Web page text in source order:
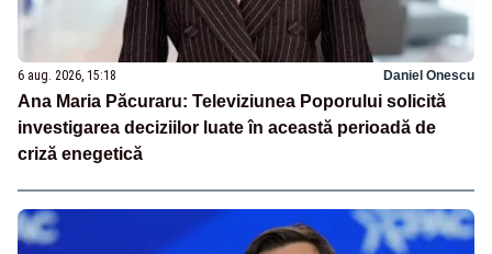
6 aug. 2026, 15:18 Daniel Onescu
Ana Maria Păcuraru: Televiziunea Poporului solicită
investigarea deciziilor luate în această perioadă de
criză enegetică